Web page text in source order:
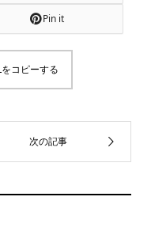
Pin it
コピーする